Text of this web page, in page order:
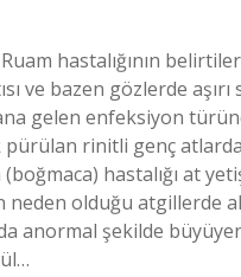
hastalığının
ve bazen gözlerde
gelen enfeksiyon türüne
pürülan rinitli genç
hastalığı at
olduğu atgillerde
anormal şekilde